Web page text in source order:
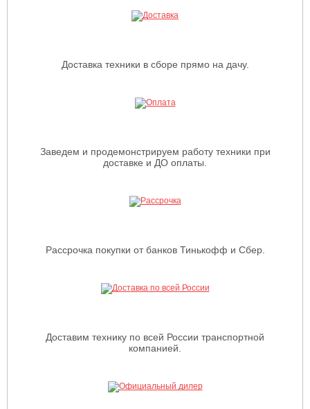
Доставка техники в сборе прямо на дачу.
Заведем и продемонстрируем работу техники при
доставке и ДО оплаты.
Рассрочка покупки от банков Тинькофф и Сбер.
Доставим технику по всей России транспортной
компанией.